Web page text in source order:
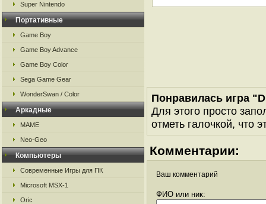
Super Nintendo
Портативные
Game Boy
Game Boy Advance
Game Boy Color
Sega Game Gear
WonderSwan / Color
Аркадные
MAME
Neo-Geo
Компьютеры
Современные Игры для ПК
Microsoft MSX-1
Oric
Понравилась игра
Для этого просто
отметь галочкой, что
Комментарии:
Ваш комментарий
ФИО или ник: